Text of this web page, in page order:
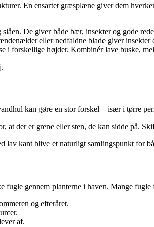
En ensartet græsplæne giver dem
De giver både bær, insekter og gode
eller nedfaldne blade giver insekter
i forskellige højder. Kombinér lave buske,
kan gøre en stor forskel – især i tørre
at der er grene eller sten, de kan sidde på.
lav kant blive et naturligt samlingspunkt for
gennem planterne i haven. Mange
og efteråret.
af.